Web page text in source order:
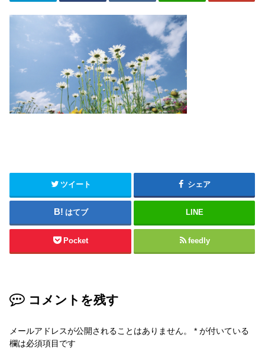
ツイート シェア
はてブ LINE
Pocket feedly
コメントを残す
メールアドレスが公開されることはありません。 * が付いている
欄は必須項目です